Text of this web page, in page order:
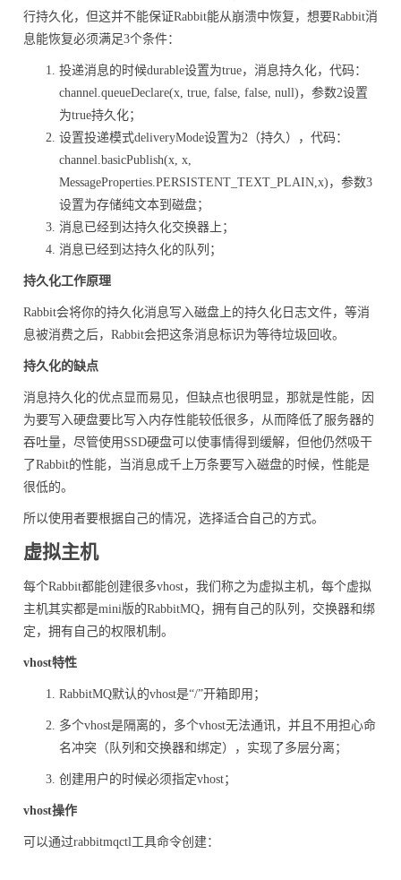
行持久化，但这并不能保证Rabbit能从崩溃中恢复，想要Rabbit消
息能恢复必须满足3个条件：
投递消息的时候durable设置为true，消息持久化，代码：
channel.queueDeclare(x, true, false, false, null)，参数2设置
为true持久化；
设置投递模式deliveryMode设置为2（持久），代码：
channel.basicPublish(x, x,
MessageProperties.PERSISTENT_TEXT_PLAIN,x)，参数3
设置为存储纯文本到磁盘；
消息已经到达持久化交换器上；
消息已经到达持久化的队列；
持久化工作原理
Rabbit会将你的持久化消息写入磁盘上的持久化日志文件，等消
息被消费之后，Rabbit会把这条消息标识为等待垃圾回收。
持久化的缺点
消息持久化的优点显而易见，但缺点也很明显，那就是性能，因
为要写入硬盘要比写入内存性能较低很多，从而降低了服务器的
吞吐量，尽管使用SSD硬盘可以使事情得到缓解，但他仍然吸干
了Rabbit的性能，当消息成千上万条要写入磁盘的时候，性能是
很低的。
所以使用者要根据自己的情况，选择适合自己的方式。
虚拟主机
每个Rabbit都能创建很多vhost，我们称之为虚拟主机，每个虚拟
主机其实都是mini版的RabbitMQ，拥有自己的队列，交换器和绑
定，拥有自己的权限机制。
vhost特性
RabbitMQ默认的vhost是“/”开箱即用；
多个vhost是隔离的，多个vhost无法通讯，并且不用担心命
名冲突（队列和交换器和绑定），实现了多层分离；
创建用户的时候必须指定vhost；
vhost操作
可以通过rabbitmqctl工具命令创建：